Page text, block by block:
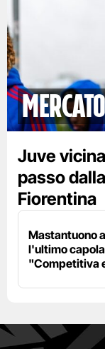
mercato
Juve
passo
Fiorentina
Mastantuono
l'ultimo
"Competitiva